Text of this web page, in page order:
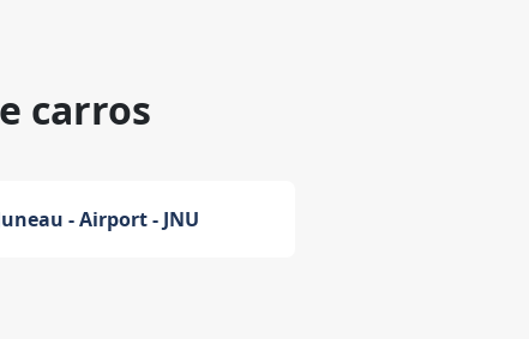
carros
- Airport - JNU